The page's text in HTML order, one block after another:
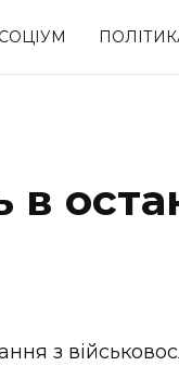
СОЦІУМ
Спорт
в
з